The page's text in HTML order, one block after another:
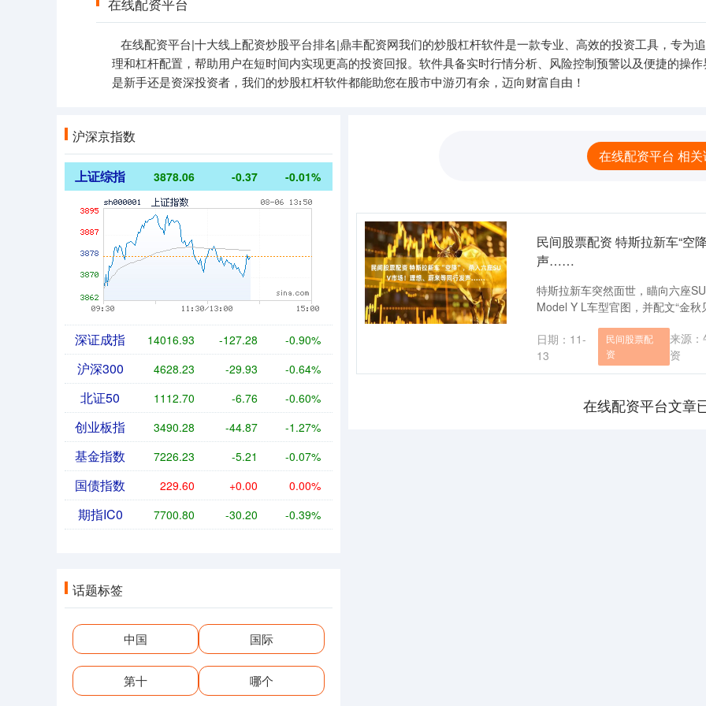
在线配资平台|十大线上配资炒股平台排名|鼎丰配资网我们的炒股杠杆软件是一款专业、高效的投资工具，专为
理和杠杆配置，帮助用户在短时间内实现更高的投资回报。软件具备实时行情分析、风险控制预警以及便捷的操
是新手还是资深投资者，我们的炒股杠杆软件都能助您在股市中游刃有余，迈向财富自由！
在线配资平台 相关
民间股票配资 特斯拉新车“空
声……
特斯拉新车突然面世，瞄向六座
Model Y L车型官图，并配文“金秋
日期：11-
13
民间股票配
资
来源
资
在线配资平台文章
沪深京指数
上证综指 3878.06 -0.37 -0.01%
深证成指 14016.93 -127.28 -0.90%
沪深300 4628.23 -29.93 -0.64%
北证50 1112.70 -6.76 -0.60%
创业板指 3490.28 -44.87 -1.27%
基金指数 7226.23 -5.21 -0.07%
国债指数 229.60 +0.00 0.00%
期指IC0 7700.80 -30.20 -0.39%
话题标签
中国 国际
第十 哪个